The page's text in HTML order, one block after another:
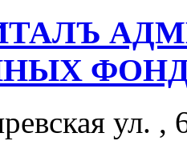
ул. ,